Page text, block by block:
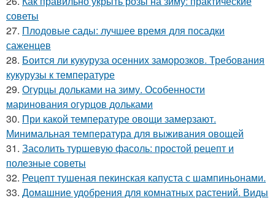
советы
27. Плодовые сады: лучшее время для посадки
саженцев
28. Боится ли кукуруза осенних заморозков. Требования
кукурузы к температуре
29. Огурцы дольками на зиму. Особенности
маринования огурцов дольками
30. При какой температуре овощи замерзают.
Минимальная температура для выживания овощей
31. Засолить туршевую фасоль: простой рецепт и
полезные советы
32. Рецепт тушеная пекинская капуста с шампиньонами.
33. Домашние удобрения для комнатных растений. Виды